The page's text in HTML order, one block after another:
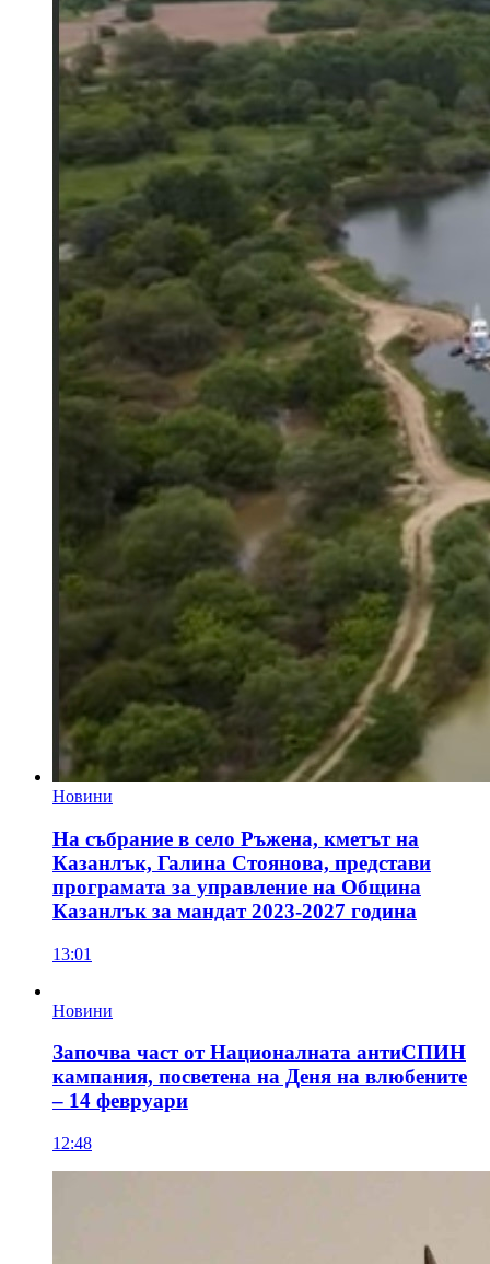
Новини
На събрание в село Ръжена, кметът на
Казанлък, Галина Стоянова, представи
програмата за управление на Община
Казанлък за мандат 2023-2027 година
13:01
Новини
Започва част от Националната антиСПИН
кампания, посветена на Деня на влюбените
– 14 февруари
12:48